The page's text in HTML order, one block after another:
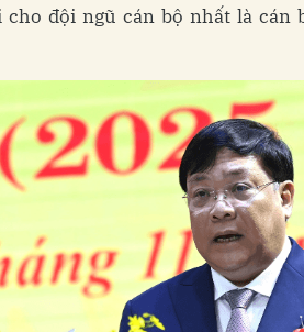
đội ngũ cán bộ nhất là cán